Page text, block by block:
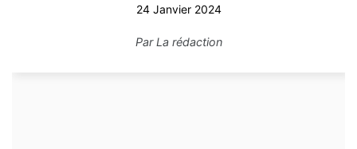
24 Janvier 2024
ParLa rédaction